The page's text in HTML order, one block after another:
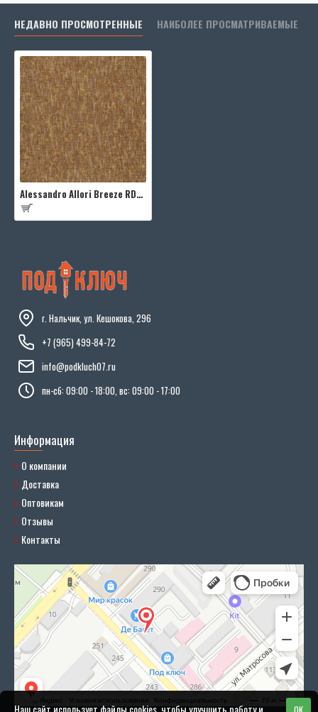
НЕДАВНО ПРОСМОТРЕННЫЕ НАИБОЛЕЕ ПРОСМАТРИВАЕМЫЕ
Alessandro Allori Breeze RDT2207-6
г. Нальчик, ул. Кешокова, 296
+7 (965) 499-84-72
info@podkluch07.ru
пн-сб: 09:00 - 18:00, вс: 09:00 - 17:00
Информация
О компании
Доставка
Оптовикам
Отзывы
Контакты
Наш сайт использует файлы cookies, чтобы улучшить работу и